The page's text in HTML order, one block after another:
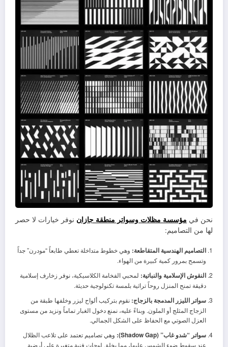
نحن في مؤسسة مظلات وسواتر منطقة جازان نوفر خيارات لا حصر
لها من التصاميم:
التصاميم الهندسية المتقاطعة: وهي خطوط متداخلة تعطي طابعاً “مودرن” جداً
وتسمح بمرور كمية كبيرة من الهواء.
النقوش الإسلامية والنباتية: لمحبي الفخامة الكلاسيكية، نوفر زخارف إسلامية
دقيقة تمنح المنزل روحاً تراثية بلمسة تكنولوجية حديثة.
سواتر الليزر المدمجة بالزجاج: نقوم بتركيب ألواح ليزر وخلفها طبقة من
الزجاج المثلج أو الملون. وبناءً عليه، نمنع دخول الغبار تماماً ونزيد من مستوى
العزل الصوتي مع الحفاظ على الشكل الجمالي.
سواتر “شدو غاب” (Shadow Gap):
وهي تصاميم تعتمد على تلاعب الظلال
عند سقوط ضوء الشمس عليها، مما يخلق لوحات فنية متغيرة على أرضية